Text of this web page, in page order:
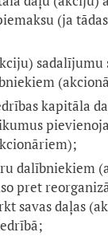
(ja
sadalījumu
kapitāla
dalībniekiem
pret
savas daļas